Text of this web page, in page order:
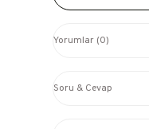
Yorumlar (0)
Soru & Cevap